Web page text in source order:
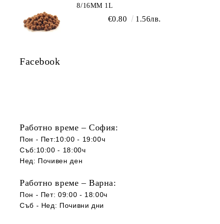
8/16ММ 1L
€0.80 1.56лв.
Facebook
Работно време – София:
Пон - Пет:10:00 - 19:00ч
Съб:10:00 - 18:00ч
Нед: Почивен ден
Работно време – Варна:
Пон - Пет: 09:00 - 18:00ч
Съб - Нед: Почивни дни